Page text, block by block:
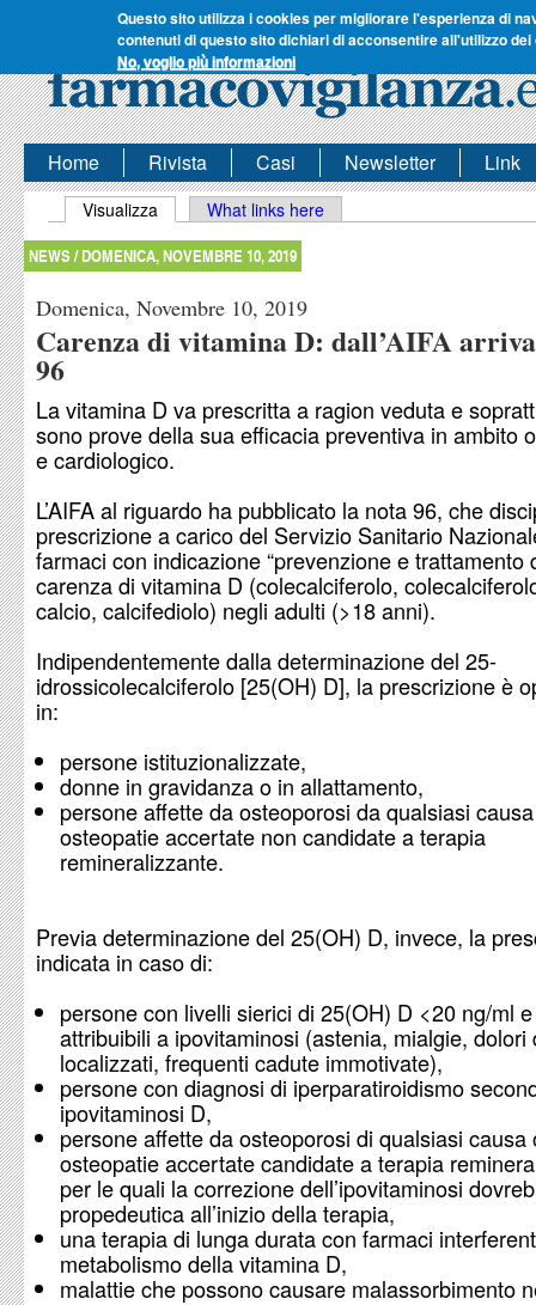
Questo sito utilizza i cookies per migliorare l'esperienza di
contenuti di questo sito dichiari di acconsentire all'utilizzo dei
No, voglio più informazioni
Home Rivista Casi Newsletter Link
Schede primarie
Visualizza (scheda attiva)
What links here
NEWS /DOMENICA, NOVEMBRE 10, 2019
Domenica, Novembre 10, 2019
Carenza di vitamina D: dall’AIFA
96
La vitamina D va prescritta a ragion veduta e
sono prove della sua efficacia preventiva in ambito
e cardiologico.
L’AIFA al riguardo ha pubblicato la nota 96, che
prescrizione a carico del Servizio Sanitario
farmaci con indicazione “prevenzione e trattamento
carenza di vitamina D (colecalciferolo,
calcio, calcifediolo) negli adulti (>18 anni).
Indipendentemente dalla determinazione del 25-
idrossicolecalciferolo [25(OH) D], la prescrizione è
in:
persone istituzionalizzate,
donne in gravidanza o in allattamento,
persone affette da osteoporosi da qualsiasi
osteopatie accertate non candidate a terapia
remineralizzante.
Previa determinazione del 25(OH) D, invece, la
indicata in caso di:
persone con livelli sierici di 25(OH) D <20 ng/ml
attribuibili a ipovitaminosi (astenia, mialgie, dolori
localizzati, frequenti cadute immotivate),
persone con diagnosi di iperparatiroidismo
ipovitaminosi D,
persone affette da osteoporosi di qualsiasi causa
osteopatie accertate candidate a terapia
per le quali la correzione dell’ipovitaminosi
propedeutica all’inizio della terapia,
una terapia di lunga durata con farmaci
metabolismo della vitamina D,
malattie che possono causare malassorbimento